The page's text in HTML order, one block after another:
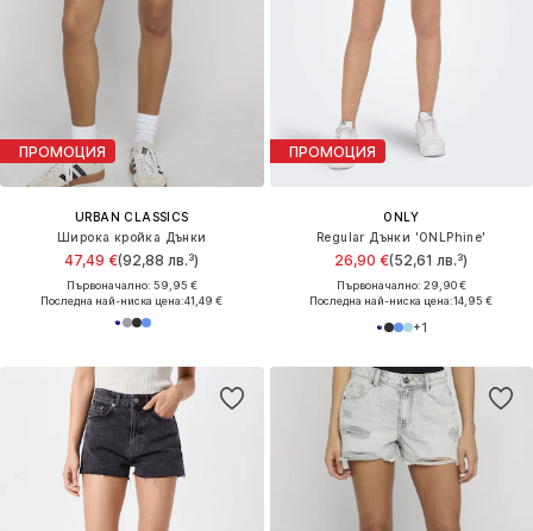
ПРОМОЦИЯ
URBAN CLASSICS
Широка кройка Дънки
47,49 €(92,88 лв.³)
Първоначално: 59,95 €
Последна най-ниска цена:41,49 €
ПРОМОЦИЯ
ONLY
Regular Дънки 'ONLPhine'
26,90 €(52,61 лв.³)
Първоначално: 29,90 €
Последна най-ниска цена:14,95 €
+1